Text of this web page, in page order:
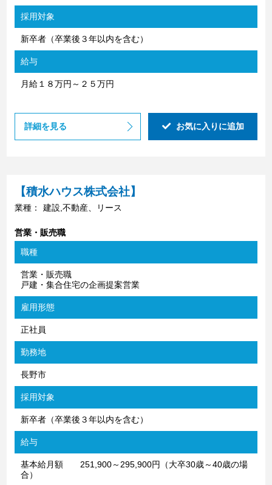
採用対象
新卒者（卒業後３年以内を含む）
給与
月給１８万円～２５万円
詳細を見る お気に入りに追加
【積水ハウス株式会社】
業種： 建設,不動産、リース
営業・販売職
職種
営業・販売職
戸建・集合住宅の企画提案営業
雇用形態
正社員
勤務地
長野市
採用対象
新卒者（卒業後３年以内を含む）
給与
基本給月額 251,900～295,900円（大卒30歳～40歳の場
合）